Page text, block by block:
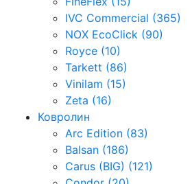
IVC Commercial (365)
NOX EcoClick (90)
Royce (10)
Tarkett (86)
Vinilam (15)
Zeta (16)
Ковролин
Arc Edition (83)
Balsan (186)
Carus (BIG) (121)